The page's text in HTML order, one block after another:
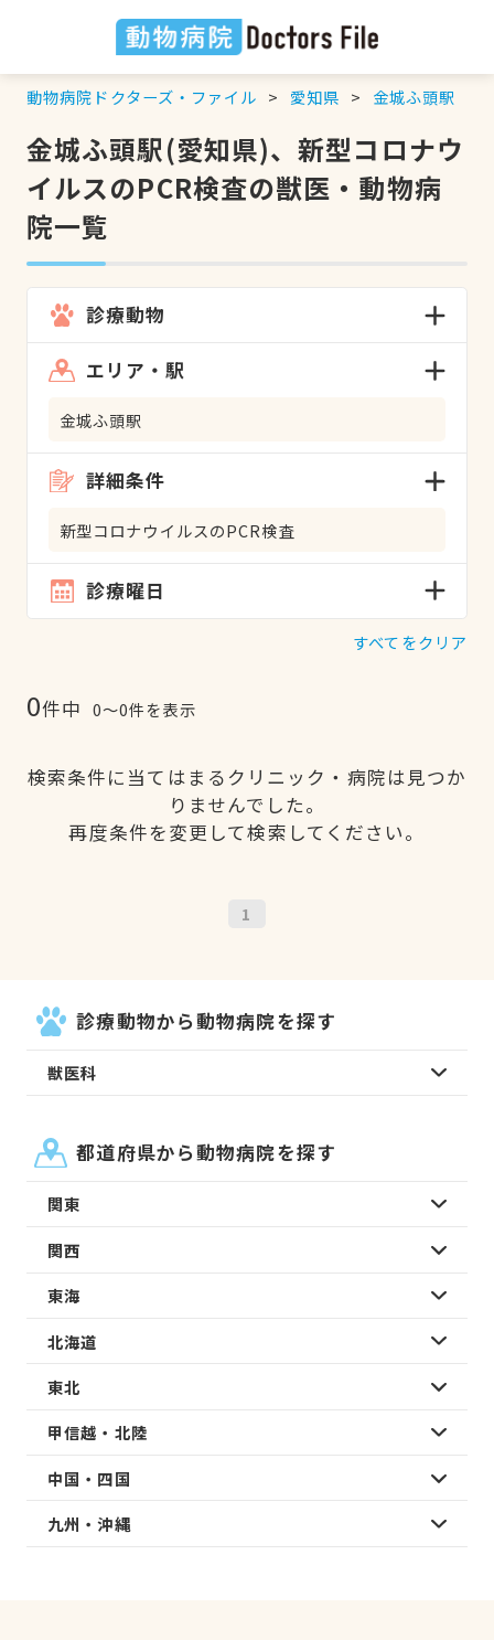
動物病院ドクターズ・ファイル 愛知県 金城ふ頭駅
金城ふ頭駅(愛知県)、新型コロナウ
イルスのPCR検査の獣医・動物病
院一覧
診療動物
エリア・駅
金城ふ頭駅
詳細条件
新型コロナウイルスのPCR検査
診療曜日
すべてをクリア
0件中 0〜0件を表示
検索条件に当てはまるクリニック・病院は見つか
りませんでした。
再度条件を変更して検索してください。
1
診療動物から動物病院を探す
獣医科
都道府県から動物病院を探す
関東
関西
東海
北海道
東北
甲信越・北陸
中国・四国
九州・沖縄